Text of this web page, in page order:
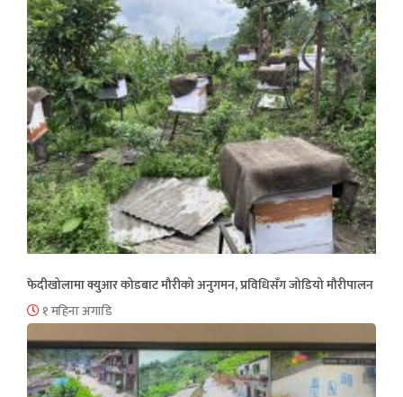
फेदीखोलामा क्युआर कोडबाट मौरीको अनुगमन, प्रविधिसँग जोडियो मौरीपालन
१ महिना अगाडि